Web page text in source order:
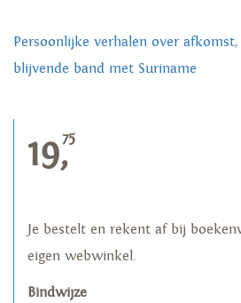
Persoonlijke verhalen over
blijvende band met Suriname
19,75
Je bestelt en rekent af bij
eigen webwinkel.
Bindwijze